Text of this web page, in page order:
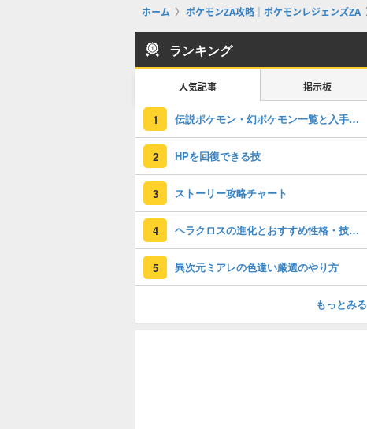
ホーム ポケモンZA攻略｜ポケモンレジェンズZA
ランキング
人気記事 掲示板
1 伝説ポケモン・幻ポケモン一覧と入手方法
2 HPを回復できる技
3 ストーリー攻略チャート
4 ヘラクロスの進化とおすすめ性格・技構成
5 異次元ミアレの色違い厳選のやり方
もっとみる